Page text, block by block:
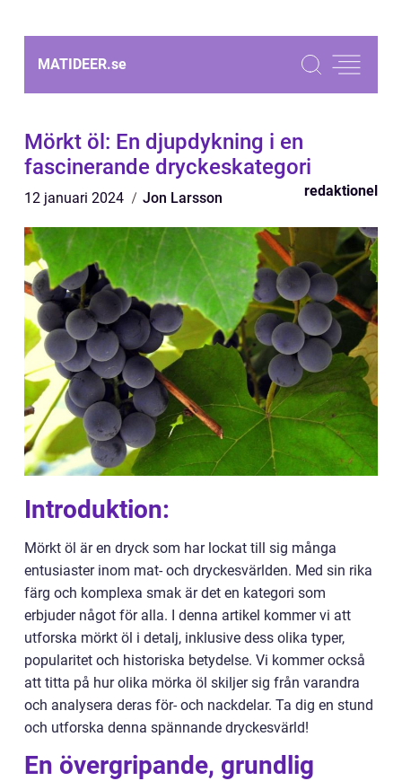
MATIDEER.se
Mörkt öl: En djupdykning i en
fascinerande dryckeskategori
12 januari 2024 Jon Larsson redaktionel
Introduktion:
Mörkt öl är en dryck som har lockat till sig många
entusiaster inom mat- och dryckesvärlden. Med sin rika
färg och komplexa smak är det en kategori som
erbjuder något för alla. I denna artikel kommer vi att
utforska mörkt öl i detalj, inklusive dess olika typer,
popularitet och historiska betydelse. Vi kommer också
att titta på hur olika mörka öl skiljer sig från varandra
och analysera deras för- och nackdelar. Ta dig en stund
och utforska denna spännande dryckesvärld!
En övergripande, grundlig